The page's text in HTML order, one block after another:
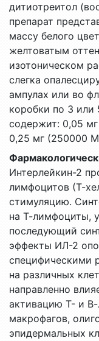
дитиотреитол
препарат
массу белого
желтоватым
изотоническом
слегка
ампулах или во
коробки по 3
содержит: 0,05
0,25 мг (250000
Интерлейкин-2
лимфоцитов (Т-
стимуляцию.
на Т-лимфоциты,
последующий
эффекты ИЛ-2
специфическими
на различных
направленно
активацию Т- и
макрофагов,
эпидермальных